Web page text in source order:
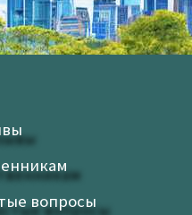
сайта в этом
комментариев.
вопросы